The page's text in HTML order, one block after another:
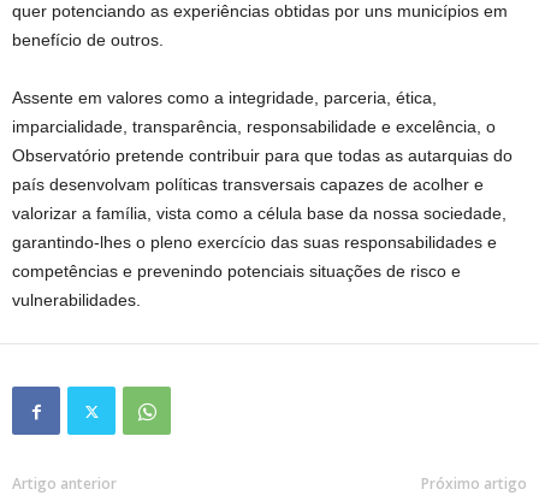
quer potenciando as experiências obtidas por uns municípios em
benefício de outros.
Assente em valores como a integridade, parceria, ética,
imparcialidade, transparência, responsabilidade e excelência, o
Observatório pretende contribuir para que todas as autarquias do
país desenvolvam políticas transversais capazes de acolher e
valorizar a família, vista como a célula base da nossa sociedade,
garantindo-lhes o pleno exercício das suas responsabilidades e
competências e prevenindo potenciais situações de risco e
vulnerabilidades.
Artigo anterior Próximo artigo